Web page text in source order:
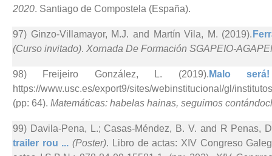
2020. Santiago de Compostela (España).
97) Ginzo-Villamayor, M.J. and Martín Vila, M. (2019).
(Curso invitado). Xornada De Formación SGAPEIO-
98) Freijeiro González, L. (2019). Malo
https://www.usc.es/export9/sites/webinstitucional/gl/
(pp: 64). Matemáticas: habelas hainas, seguimos
99) Davila-Pena, L.; Casas-Méndez, B. V. and R Penas,
trailer rou ...(Poster). Libro de actas: XIV Congreso